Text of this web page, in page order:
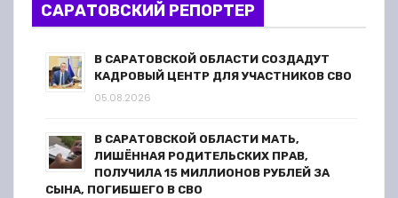
САРАТОВСКИЙ РЕПОРТЕР
В САРАТОВСКОЙ ОБЛАСТИ СОЗДАДУТ
КАДРОВЫЙ ЦЕНТР ДЛЯ УЧАСТНИКОВ СВО
05.08.2026
В САРАТОВСКОЙ ОБЛАСТИ МАТЬ,
ЛИШЁННАЯ РОДИТЕЛЬСКИХ ПРАВ,
ПОЛУЧИЛА 15 МИЛЛИОНОВ РУБЛЕЙ ЗА
СЫНА, ПОГИБШЕГО В СВО